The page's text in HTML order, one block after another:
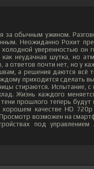
обычным ужином.
Неожиданно Рохит
уверенностью он
неудачная шутка, но
ответов почти нет, но у
а решения даются всё
приходится сделать
стираются. Испытание,
Жизнь каждого
прошлого теперь будут
хорошем качестве HD
возможен на
под